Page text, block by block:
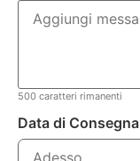
500 caratteri rimanenti
Data di Consegna